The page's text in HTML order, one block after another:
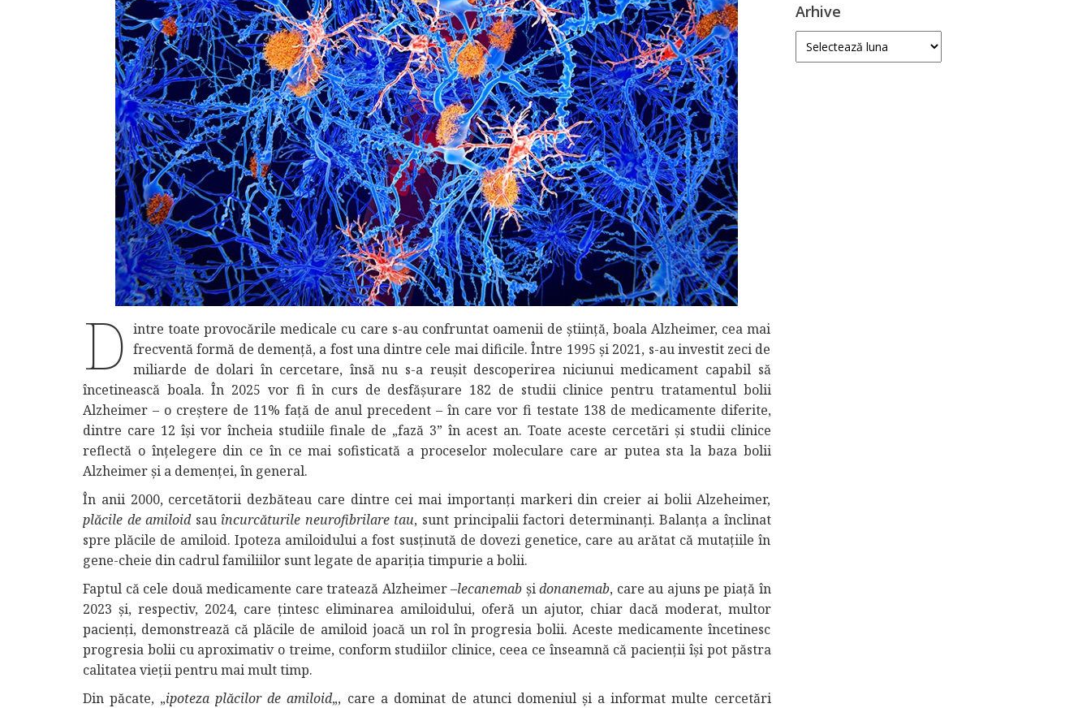
D intre toate provocările medicale cu care s-au confruntat oamenii de știință, boala Alzheimer, cea mai
frecventă formă de demență, a fost una dintre cele mai dificile. Între 1995 și 2021, s-au investit zeci de
miliarde de dolari în cercetare, însă nu s-a reușit descoperirea niciunui medicament capabil să
încetinească boala. În 2025 vor fi în curs de desfășurare 182 de studii clinice pentru tratamentul bolii
Alzheimer – o creștere de 11% față de anul precedent – în care vor fi testate 138 de medicamente diferite,
dintre care 12 își vor încheia studiile finale de „fază 3” în acest an. Toate aceste cercetări și studii clinice
reflectă o înțelegere din ce în ce mai sofisticată a proceselor moleculare care ar putea sta la baza bolii
Alzheimer și a demenței, în general.
În anii 2000, cercetătorii dezbăteau care dintre cei mai importanți markeri din creier ai bolii Alzeheimer,
plăcile de amiloidsauîncurcăturile neurofibrilare tau, sunt principalii factori determinanți. Balanța a înclinat
spre plăcile de amiloid. Ipoteza amiloidului a fost susținută de dovezi genetice, care au arătat că mutațiile în
gene-cheie din cadrul familiilor sunt legate de apariția timpurie a bolii.
Faptul că cele două medicamente care tratează Alzheimer –lecanemab șidonanemab, care au ajuns pe piață în
2023 și, respectiv, 2024, care țintesc eliminarea amiloidului, oferă un ajutor, chiar dacă moderat, multor
pacienți, demonstrează că plăcile de amiloid joacă un rol în progresia bolii. Aceste medicamente încetinesc
progresia bolii cu aproximativ o treime, conform studiilor clinice, ceea ce înseamnă că pacienții își pot păstra
calitatea vieții pentru mai mult timp.
Din păcate, „ipoteza plăcilor de amiloid„, care a dominat de atunci domeniul și a informat multe cercetări
Arhive
Arhive